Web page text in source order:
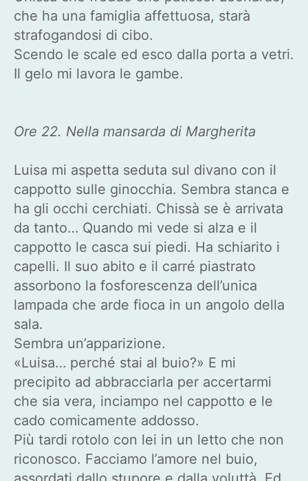
che ha una famiglia affettuosa, starà
strafogandosi di cibo.
Scendo le scale ed esco dalla porta a vetri.
Il gelo mi lavora le gambe.
Ore 22. Nella mansarda di Margherita
Luisa mi aspetta seduta sul divano con il
cappotto sulle ginocchia. Sembra stanca e
ha gli occhi cerchiati. Chissà se è arrivata
da tanto… Quando mi vede si alza e il
cappotto le casca sui piedi. Ha schiarito i
capelli. Il suo abito e il carré piastrato
assorbono la fosforescenza dell’unica
lampada che arde fioca in un angolo della
sala.
Sembra un’apparizione.
«Luisa… perché stai al buio?» E mi
precipito ad abbracciarla per accertarmi
che sia vera, inciampo nel cappotto e le
cado comicamente addosso.
Più tardi rotolo con lei in un letto che non
riconosco. Facciamo l’amore nel buio,